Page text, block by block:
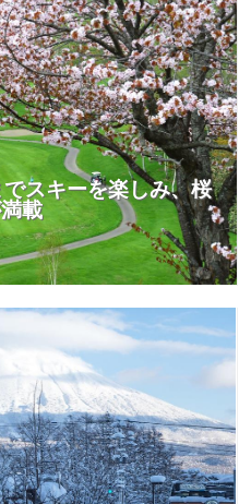
スキーを楽しみ、桜
載